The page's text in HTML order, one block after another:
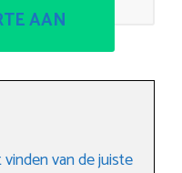
AAN
van de juiste